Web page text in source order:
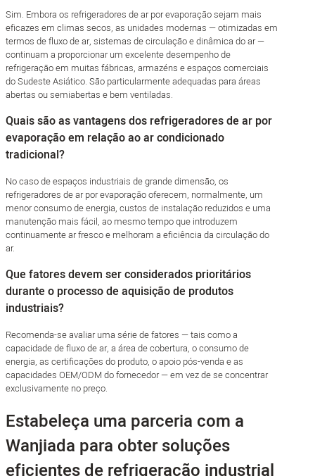
Sim. Embora os refrigeradores de ar por evaporação sejam mais
eficazes em climas secos, as unidades modernas — otimizadas em
termos de fluxo de ar, sistemas de circulação e dinâmica do ar —
continuam a proporcionar um excelente desempenho de
refrigeração em muitas fábricas, armazéns e espaços comerciais
do Sudeste Asiático. São particularmente adequadas para áreas
abertas ou semiabertas e bem ventiladas.
Quais são as vantagens dos refrigeradores de ar por
evaporação em relação ao ar condicionado
tradicional?
No caso de espaços industriais de grande dimensão, os
refrigeradores de ar por evaporação oferecem, normalmente, um
menor consumo de energia, custos de instalação reduzidos e uma
manutenção mais fácil, ao mesmo tempo que introduzem
continuamente ar fresco e melhoram a eficiência da circulação do
ar.
Que fatores devem ser considerados prioritários
durante o processo de aquisição de produtos
industriais?
Recomenda-se avaliar uma série de fatores — tais como a
capacidade de fluxo de ar, a área de cobertura, o consumo de
energia, as certificações do produto, o apoio pós-venda e as
capacidades OEM/ODM do fornecedor — em vez de se concentrar
exclusivamente no preço.
Estabeleça uma parceria com a
Wanjiada para obter soluções
eficientes de refrigeração industrial